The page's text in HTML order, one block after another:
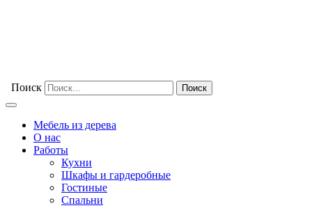
Поиск
Мебель из дерева
О нас
Работы
Кухни
Шкафы и гардеробные
Гостиные
Спальни